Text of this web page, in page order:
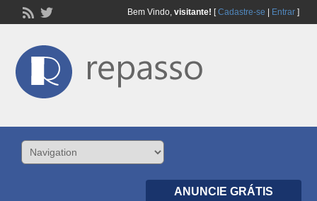
Bem Vindo, visitante! [Cadastre-se Entrar]
ANUNCIE GRÁTIS